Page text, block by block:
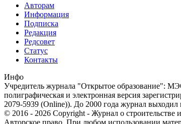
Авторам
Информация
Подписка
Редакция
Редсовет
Статус
Контакты
Инфо
Учредитель журнала "Открытое образование":
полиграфическая и электронная версия
2079-5939 (Online)). До 2000 года журнал
© 2016 - 2026 Copyright - Журнал о строительстве
Авторское право. При любом использовании